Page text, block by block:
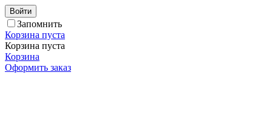
Войти
Запомнить
Корзина пуста
Корзина пуста
Корзина
Оформить заказ